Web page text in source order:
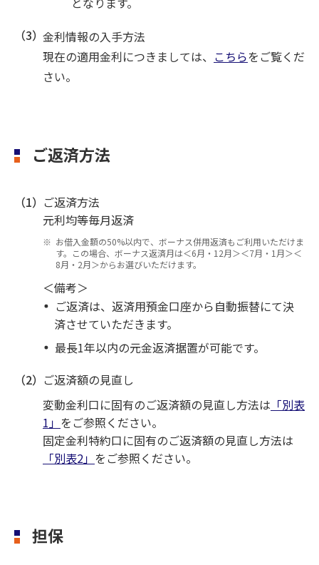
（3）金利情報の入手方法
現在の適用金利につきましては、 こちらをご覧くだ
さい。
ご返済方法
（1） ご返済方法
元利均等毎月返済
お借入金額の50%以内で、ボーナス併用返済もご利用いただけま
す。この場合、ボーナス返済月は＜6月・12月＞＜7月・1月＞＜
8月・2月＞からお選びいただけます。
＜備考＞
ご返済は、返済用預金口座から自動振替にて決
済させていただきます。
最長1年以内の元金返済据置が可能です。
（2） ご返済額の見直し
変動金利口に固有のご返済額の見直し方法は 「別表
1」 をご参照ください。
固定金利特約口に固有のご返済額の見直し方法は
「別表2」 をご参照ください。
担保